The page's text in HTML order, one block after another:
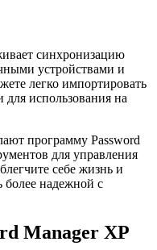
синхронизацию
устройствами и
легко импортировать
для использования на
программу Password
для управления
себе жизнь и
более надежной с
Manager XP